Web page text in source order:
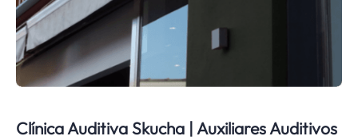
Clínica Auditiva Skucha | Auxiliares Auditivos